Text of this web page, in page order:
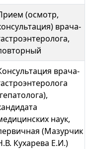
(осмотр,
врача-
врача-
наук,
(Мазурчик
Кухарева Е.И.)